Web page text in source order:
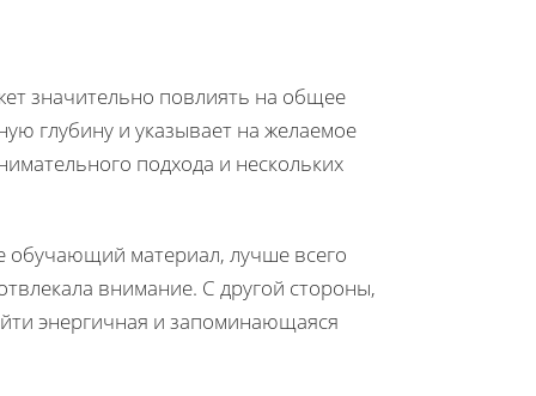
значительно повлиять на общее
глубину и указывает на желаемое
подхода и нескольких
обучающий материал, лучше всего
внимание. С другой стороны,
энергичная и запоминающаяся